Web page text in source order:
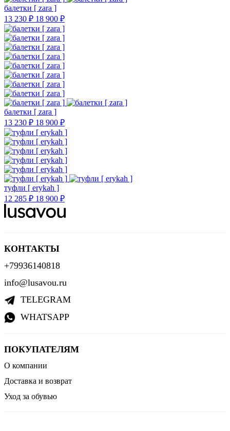
балетки [ zara ]
13 230 ₽ 18 900 ₽
балетки [ zara ]
13 230 ₽ 18 900 ₽
туфли [ erykah ]
12 285 ₽ 18 900 ₽
ПОКУПАТЕЛЯМ
О компании
Доставка и возврат
Уход за обувью
КОНТАКТЫ
+79936140818
info@lusavou.ru
TELEGRAM
WHATSAPP